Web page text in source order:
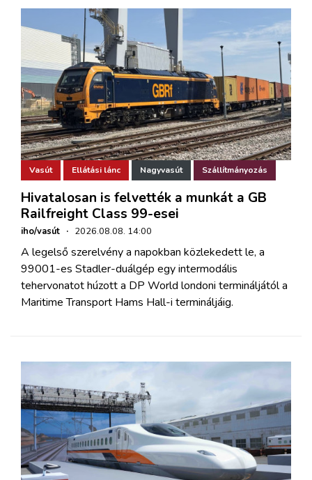
Vasút Ellátási lánc Nagyvasút Szállítmányozás
Hivatalosan is felvették a munkát a GB
Railfreight Class 99-esei
iho/vasút · 2026.08.08. 14:00
A legelső szerelvény a napokban közlekedett le, a
99001-es Stadler-duálgép egy intermodális
tehervonatot húzott a DP World londoni termináljától a
Maritime Transport Hams Hall-i termináljáig.